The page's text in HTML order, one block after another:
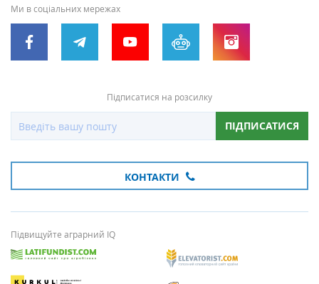
Ми в соціальних мережах
Підписатися на розсилку
ПІДПИСАТИСЯ
КОНТАКТИ
Підвищуйте аграрний IQ